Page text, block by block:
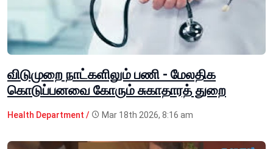
விடுமுறை நாட்களிலும் பணி - மேலதிக
கொடுப்பனவை கோரும் சுகாதாரத் துறை
Health Department / Mar 18th 2026, 8:16 am